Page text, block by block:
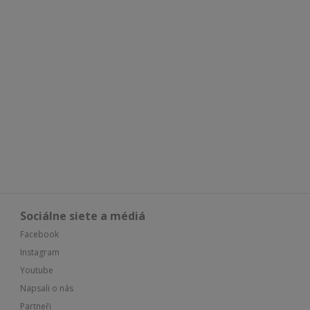
Sociálne siete a médiá
Facebook
Instagram
Youtube
Napsali o nás
Partneři